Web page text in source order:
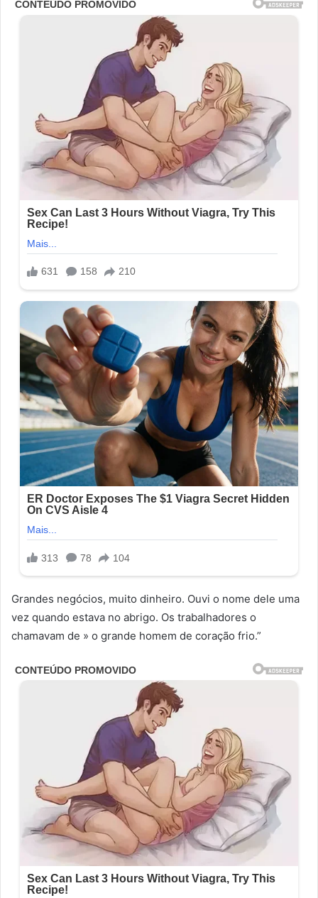
Grandes negócios, muito dinheiro. Ouvi o nome dele uma
vez quando estava no abrigo. Os trabalhadores o
chamavam de » o grande homem de coração frio.”